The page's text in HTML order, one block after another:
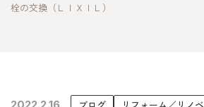
施工事例
栓の交換（ＬＩＸＩＬ）